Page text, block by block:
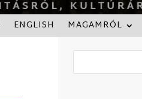
ENGLISH MAGAMRÓL